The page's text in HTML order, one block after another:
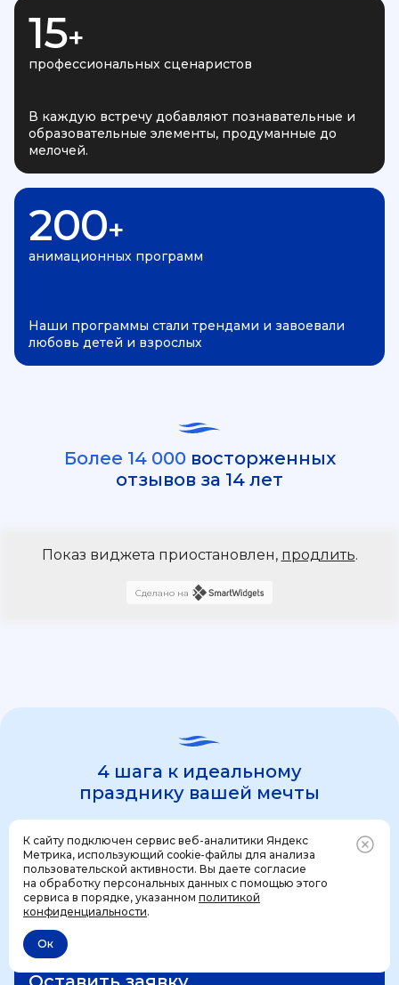
Позвонить+7 (499) 444-31-53
К сайту подключен сервис веб-аналитики Яндекс
Метрика, использующий cookie-файлы для анализа
пользовательской активности. Вы даете согласие
на обработку персональных данных с помощью этого
сервиса в порядке, указанном политикой
конфиденциальности.
Ок
15+
профессиональных сценаристов
В каждую встречу добавляют познавательные и
образовательные элементы, продуманные до
мелочей.
200+
анимационных программ
Наши программы стали трендами и завоевали
любовь детей и взрослых
Более 14 000восторженных
отзывов за 14 лет
Показ виджета приостановлен, продлить.
Сделано на
4 шага к идеальному
празднику вашей мечты
1 шаг